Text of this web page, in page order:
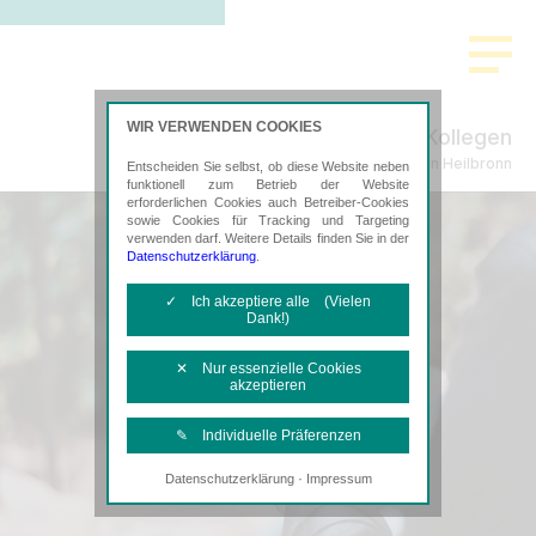
Ritter-Köhnlein & Kollegen
Steuerberatung in Heilbronn
WIR VERWENDEN COOKIES
Entscheiden Sie selbst, ob diese Website neben
funktionell zum Betrieb der Website
erforderlichen Cookies auch Betreiber-Cookies
sowie Cookies für Tracking und Targeting
verwenden darf. Weitere Details finden Sie in der
Datenschutzerklärung
✓ Ich akzeptiere alle (Vielen
Dank!)
✕ Nur essenzielle Cookies
akzeptieren
✎ Individuelle Präferenzen
Notwendige Cookies
Diese Cookies sind erforderlich, um die
Datenschutzerklärung· Impressum